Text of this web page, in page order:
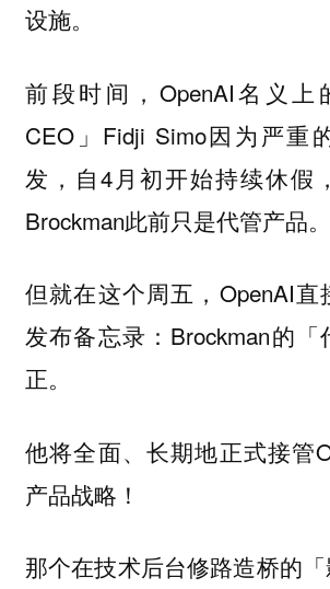
设施。
前段时间，OpenAI名义上
CEO」Fidji Simo因为严重
发，自4月初开始持续休假
Brockman此前只是代管产品。
但就在这个周五，OpenAI直
发布备忘录：Brockman的
正。
他将全面、长期地正式接管
产品战略！
那个在技术后台修路造桥的「